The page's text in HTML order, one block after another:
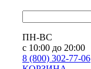
ПН-ВС
с 10:00 до 20:00
8 (800) 302-77-06